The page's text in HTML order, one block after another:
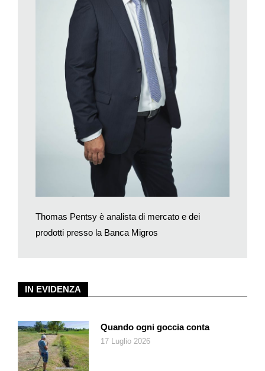
IN EVIDENZA
Quando ogni goccia conta
17 Luglio 2026
Thomas Pentsy è analista di mercato e dei
prodotti presso la Banca Migros